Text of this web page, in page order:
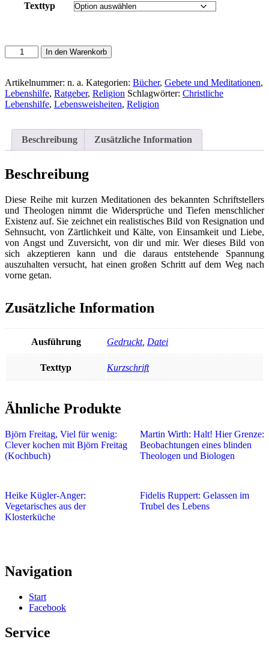
Texttyp
Haak,
Rainer:
des
Menschen
-
Herzen
Menge
In den Warenkorb
Artikelnummer: n. a. Kategorien: Bücher, Gebete und Meditationen,
Lebenshilfe, Ratgeber, Religion Schlagwörter: Christliche
Lebenshilfe, Lebensweisheiten, Religion
Beschreibung Zusätzliche Information
Beschreibung
Diese Reihe mit kurzen Meditationen des bekannten Schriftstellers
und Theologen nimmt die Widersprüche und Tiefen menschlicher
Existenz auf. Sie zeichnet ein realistisches Bild von Resignation und
Sehnsucht, von Zärtlichkeit und Kälte, von Einsamkeit und Liebe,
von Angst und Zuversicht, von dir und mir. Wer dieses Bild von
sich akzeptieren kann und die daraus entstehende Spannung
auszuhalten versucht, hat einen großen Schritt auf dem Weg nach
vorne getan.
Zusätzliche Information
Ausführung Gedruckt, Datei
Texttyp Kurzschrift
Ähnliche Produkte
Björn Freitag, Viel für wenig:
Clever kochen mit Björn Freitag
(Kochbuch)
Martin Wirth: Halt! Hier Grenze:
Beobachtungen eines blinden
Theologen und Biologen
Heike Kügler-Anger:
Vegetarisches aus der
Klosterküche
Fidelis Ruppert: Gelassen im
Trubel des Lebens
Navigation
Start
Facebook
Service